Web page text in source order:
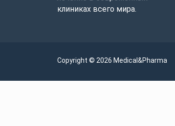
клиниках всего мира.
Copyright © 2026 Medical&Pharma